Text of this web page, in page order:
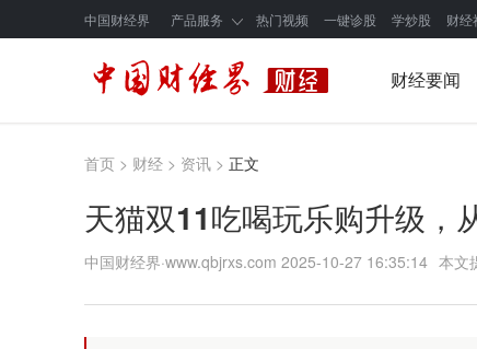
中国财经界 产品服务 热门视频 一键诊股 学炒股 财经
财经要闻
首页 > 财经 > 资讯 > 正文
天猫双11吃喝玩乐购升级，
中国财经界·www.qbjrxs.com 2025-10-27 16:35:14 本文